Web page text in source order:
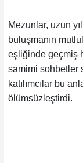
Mezunlar, uzun
buluşmanın
eşliğinde geçmiş
samimi sohbetler
katılımcılar bu
ölümsüzleştirdi.